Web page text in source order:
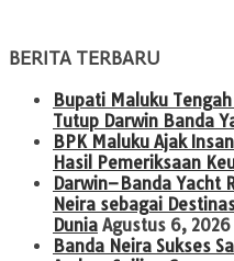
BERITA TERBARU
Bupati Maluku
Tutup Darwin Banda
BPK Maluku Ajak
Hasil Pemeriksaan
Darwin–Banda Yacht
Neira sebagai
Dunia Agustus 6, 2026
Banda Neira Sukses